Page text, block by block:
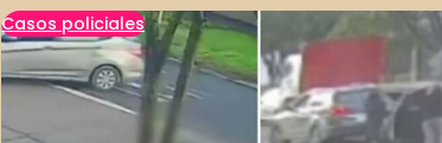
Casos policiales